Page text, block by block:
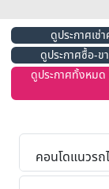
ดูประกาศเช่
ดูประกาศซื้อ-ข
ดูประกาศทั้งหมด
คอนโดแนวรถ